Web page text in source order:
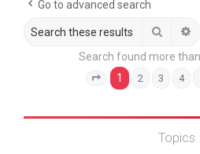
Go to advanced search
Search
Search found more
Page 1 of 20
1 2 3 4
Topics